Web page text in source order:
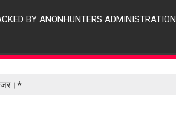
BY ANONHUNTERS ADMINISTRATION